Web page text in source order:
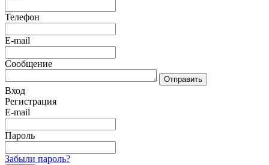
Телефон
E-mail
Сообщение
Отправить
Вход
Регистрация
E-mail
Пароль
Забыли пароль?